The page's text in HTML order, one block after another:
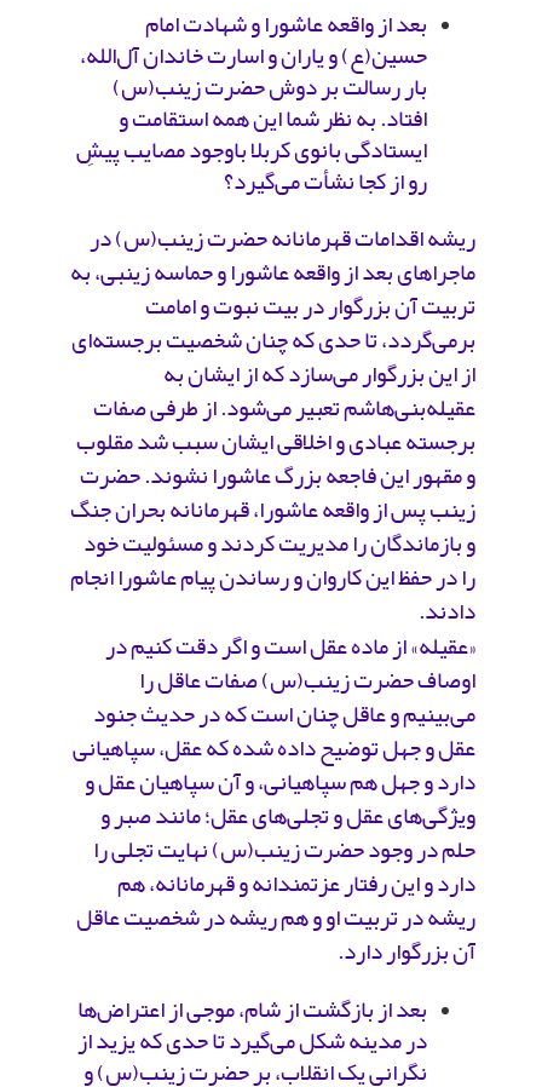
بعد از واقعه عاشورا و شهادت امام
حسین(ع) و یاران و اسارت خاندان آل‌الله،
بار رسالت بر دوش حضرت زینب(س)
افتاد. به نظر شما این همه استقامت و
ایستادگی بانوی کربلا باوجود مصایب پیشِ
رو از کجا نشأت می‌گیرد؟
ریشه‌ اقدامات قهرمانانه‌ حضرت‌ زینب(س) در
ماجراهای بعد از واقعه عاشورا و حماسه‌ زینبی، به
تربیت آن بزرگوار در بیت نبوت و امامت
برمی‌گردد، تا حدی که چنان شخصیت برجسته‌ای
از این‌ بزرگوار می‌سازد که از ایشان به
عقیله‌بنی‌هاشم تعبیر می‌شود. از طرفی صفات
برجسته عبادی و اخلاقی ایشان سبب شد مقلوب
و مقهور این فاجعه بزرگ عاشورا نشوند. حضرت
زینب پس از واقعه عاشورا، قهرمانانه بحران جنگ
و بازماندگان را مدیریت کردند و مسئولیت خود‌
را در حفظ این کاروان و رساندن پیام عاشورا انجام
دادند.
«عقیله» از ماده عقل است و اگر دقت کنیم در
اوصاف حضرت ‌زینب(س) صفات عاقل را
می‌بینیم و عاقل چنان است که در حدیث جنود
عقل و جهل توضیح داده شده که عقل، سپاهیانی
دارد و جهل هم سپاهیانی‌، و آن سپاهیان عقل و
ویژگی‌های عقل و تجلی‌های عقل؛ مانند صبر و
حلم در وجود حضرت‌ زینب(س) نهایت تجلی را
دارد و این رفتار عزتمندانه و قهرمانانه، هم
ریشه در تربیت او و هم ریشه در شخصیت عاقل
آن بزرگوار دارد.
بعد از بازگشت از شام، موجی از اعتراض‌ها
در مدینه شکل می‌گیرد تا حدی که یزید از
نگرانی یک انقلاب، بر حضرت زینب(س) و